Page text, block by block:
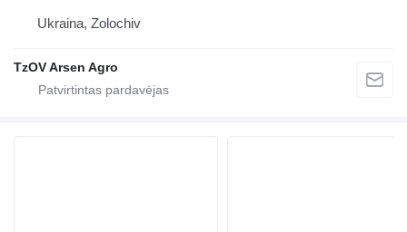
Ukraina, Zolochiv
TzOV Arsen Agro